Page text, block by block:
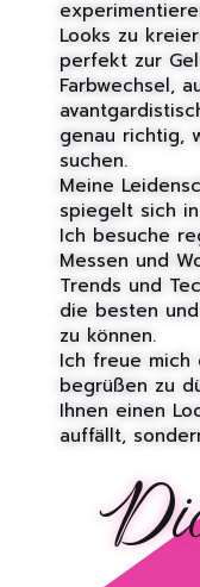
Looks zu
perfekt zur
Farbwechsel,
genau richtig,
suchen.
Meine
spiegelt sich
Ich besuche
Messen und
Trends und
die besten
zu können.
Ich freue mich
begrüßen zu
Ihnen einen
auffällt,